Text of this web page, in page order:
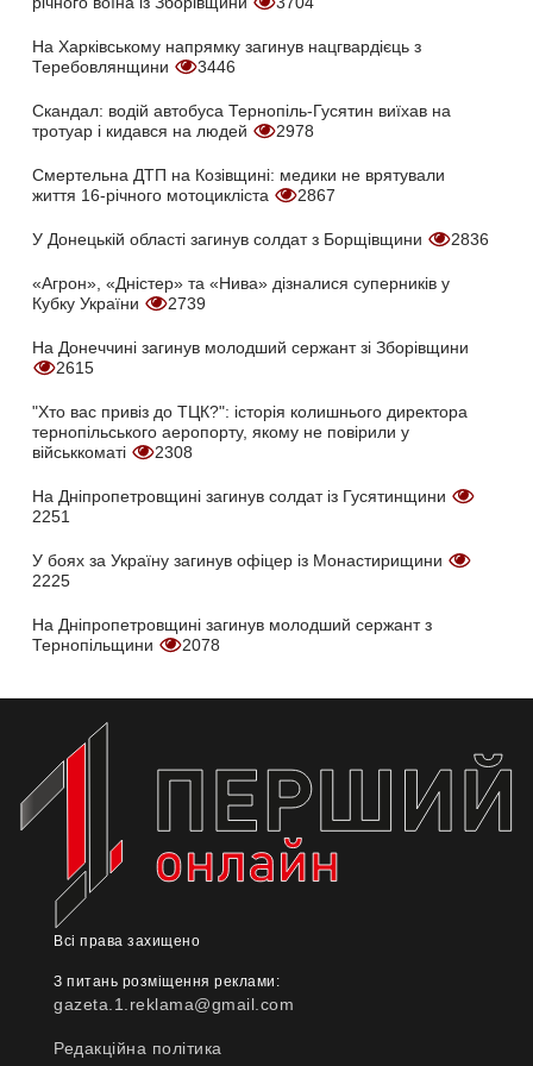
На Харківському напрямку загинув нацгвардієць з
Теребовлянщини
3446
Скандал: водій автобуса Тернопіль-Гусятин виїхав на
тротуар і кидався на людей
2978
Смертельна ДТП на Козівщині: медики не врятували
життя 16-річного мотоцикліста
2867
У Донецькій області загинув солдат з Борщівщини 2836
«Агрон», «Дністер» та «Нива» дізналися суперників у
Кубку України
2739
На Донеччині загинув молодший сержант зі Зборівщини
2615
"Хто вас привіз до ТЦК?": історія колишнього директора
тернопільського аеропорту, якому не повірили у
військкоматі
2308
На Дніпропетровщині загинув солдат із Гусятинщини
2251
У боях за Україну загинув офіцер із Монастирищини
2225
На Дніпропетровщині загинув молодший сержант з
Тернопільщини
2078
Всі права захищено
З питань розміщення реклами:
gazeta.1.reklama@gmail.com
Редакційна політика